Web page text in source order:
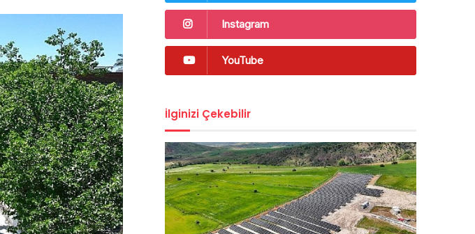
Instagram
YouTube
İlginizi Çekebilir